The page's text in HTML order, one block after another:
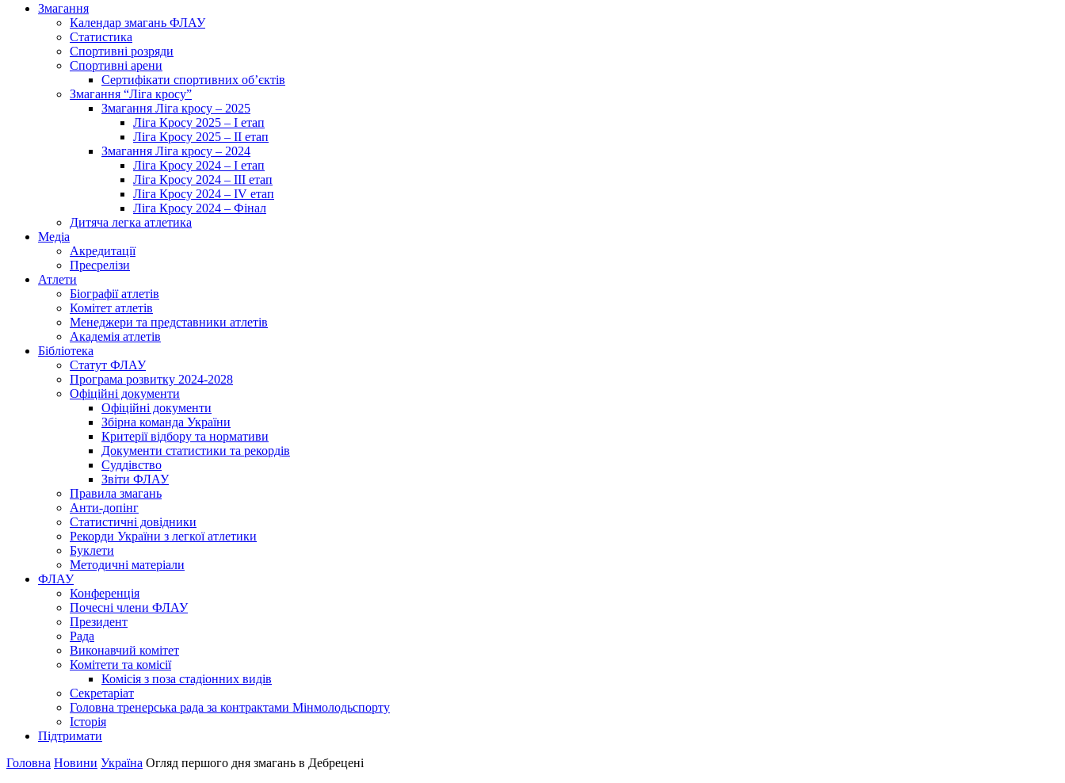
Змагання
Календар змагань ФЛАУ
Статистика
Спортивні розряди
Спортивні арени
Сертифікати спортивних об’єктів
Змагання “Ліга кросу”
Змагання Ліга кросу – 2025
Ліга Кросу 2025 – I етап
Ліга Кросу 2025 – II етап
Змагання Ліга кросу – 2024
Ліга Кросу 2024 – I етап
Ліга Кросу 2024 – III етап
Ліга Кросу 2024 – IV етап
Ліга Кросу 2024 – Фінал
Дитяча легка атлетика
Медіа
Акредитації
Пресрелізи
Атлети
Біографії атлетів
Комітет атлетів
Менеджери та представники атлетів
Академія атлетів
Бібліотека
Статут ФЛАУ
Програма розвитку 2024-2028
Офіційні документи
Офіційні документи
Збірна команда України
Критерії відбору та нормативи
Документи статистики та рекордів
Суддівство
Звіти ФЛАУ
Правила змагань
Анти-допінг
Статистичні довідники
Рекорди України з легкої атлетики
Буклети
Методичні матеріали
ФЛАУ
Конференція
Почесні члени ФЛАУ
Президент
Рада
Виконавчий комітет
Комітети та комісії
Комісія з поза стадіонних видів
Секретаріат
Головна тренерська рада за контрактами Мінмолодьспорту
Історія
Підтримати
Головна Новини Україна Огляд першого дня змагань в Дебрецені